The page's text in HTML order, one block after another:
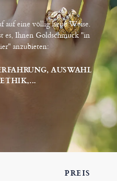
auf eine völlig neue Weise.
es, Ihnen Goldschmuck "in
anzubieten:
AUSWAHL
PREIS